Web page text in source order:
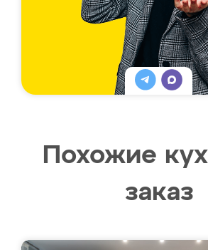
Похожие
заказ